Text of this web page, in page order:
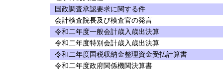
国政調査承認要求に関する件
会計検査院長及び検査官の発言
令和二年度一般会計歳入歳出決算
令和二年度特別会計歳入歳出決算
令和二年度国税収納金整理資金受払計算書
令和二年度政府関係機関決算書